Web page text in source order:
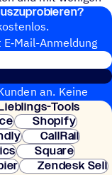
Anmel­dung
an. Keine
Einrichtung.
Tools
Shopify
CallRail
Square
Zendesk Sell